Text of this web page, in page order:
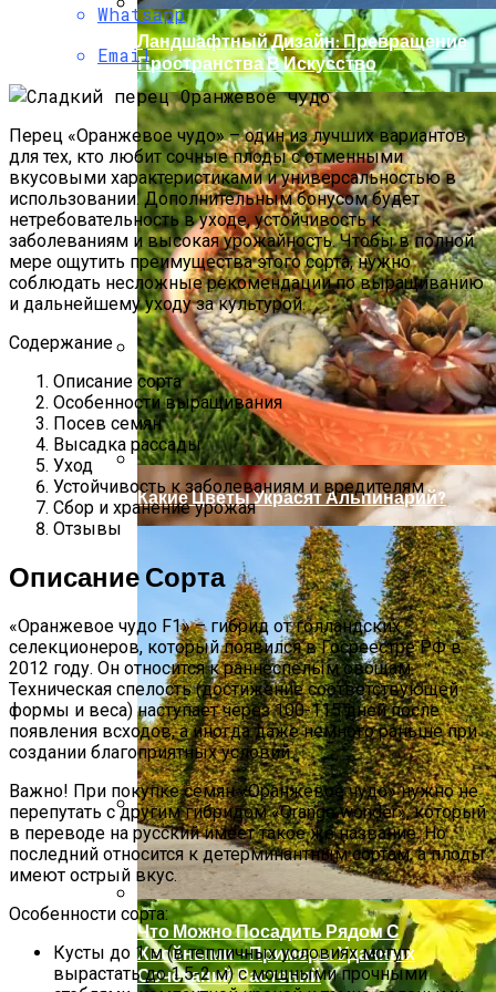
Какой Сорт Огурцов Посадить
Будущей Весной
Крупный Урожай Чеснока: Агротехника
Выращивания
Ландшафтный Дизайн: Превращение
Пространства В Искусство
Какие Цветы Украсят Альпинарий?
Что Можно Посадить Рядом С
Хвойными – Примеры Удачных
Сочетаний Растений
Whatsapp
Email
Перец «Оранжевое чудо» – один из лучших вариантов
для тех, кто любит сочные плоды с отменными
вкусовыми характеристиками и универсальностью в
использовании. Дополнительным бонусом будет
нетребовательность в уходе, устойчивость к
заболеваниям и высокая урожайность. Чтобы в полной
мере ощутить преимущества этого сорта, нужно
соблюдать несложные рекомендации по выращиванию
и дальнейшему уходу за культурой.
Содержание
Описание сорта
Особенности выращивания
Посев семян
Высадка рассады
Уход
Устойчивость к заболеваниям и вредителям
Сбор и хранение урожая
Отзывы
Описание Сорта
«Оранжевое чудо F1» – гибрид от голландских
селекционеров, который появился в Госреестре РФ в
2012 году. Он относится к раннеспелым овощам.
Техническая спелость (достижение соответствующей
формы и веса) наступает через 100-115 дней после
появления всходов, а иногда даже немного раньше при
создании благоприятных условий.
Важно! При покупке семян «Оранжевое чудо» нужно не
перепутать с другим гибридом «Orange wonder», который
в переводе на русский имеет такое же название. Но
последний относится к детерминантным сортам, а плоды
имеют острый вкус.
Особенности сорта:
Кусты до 1 м (в тепличных условиях могут
вырастать до 1,5-2 м) с мощными прочными